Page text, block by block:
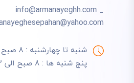
info@armanayeghh.com _
شنبه تا چهارشنبه : 8 صبح الی 16 عصر
پنج شنبه ها : 8 صبح الی 12 ظهر